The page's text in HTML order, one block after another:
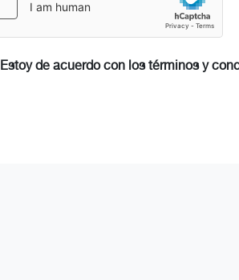
Estoy de acuerdo con los términos y